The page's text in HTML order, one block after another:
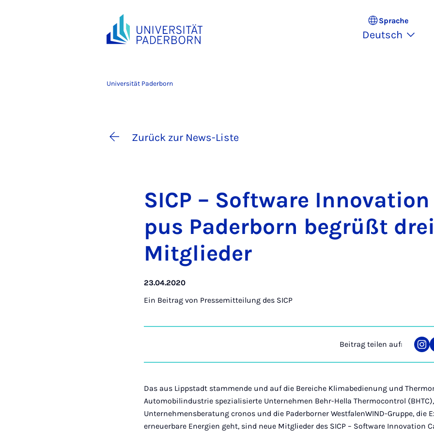
Sprache
Deutsch
Universität Paderborn
Zurück zur News-Liste
SICP – Soft­ware
pus Pa­der­born be­grüßt
Mit­glie­der
23.04.2020
Ein Beitrag von Pressemitteilung des SICP
Beitrag teilen auf:
auf
Das aus Lippstadt stammende und auf die Bereiche Klimabedienung und
Automobilindustrie spezialisierte Unternehmen Behr-Hella Thermocontrol
Unternehmensberatung cronos und die Paderborner WestfalenWIND-Gruppe, die
erneuerbare Energien geht, sind neue Mitglieder des SICP – Software Innovation